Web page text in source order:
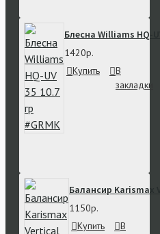
Блесна Williams HQ-
1420р.
Купить
В
закладки
Балансир Karismax
1150р.
Купить
В